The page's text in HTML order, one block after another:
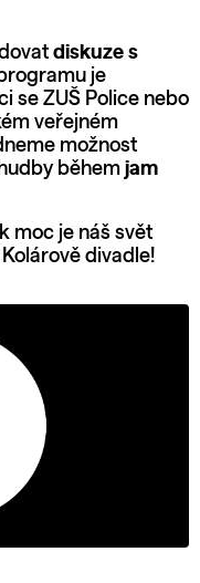
diskuze s
je
se ZUŠ Police nebo
veřejném
možnost
během jam
moc je náš svět
Kolárově divadle!